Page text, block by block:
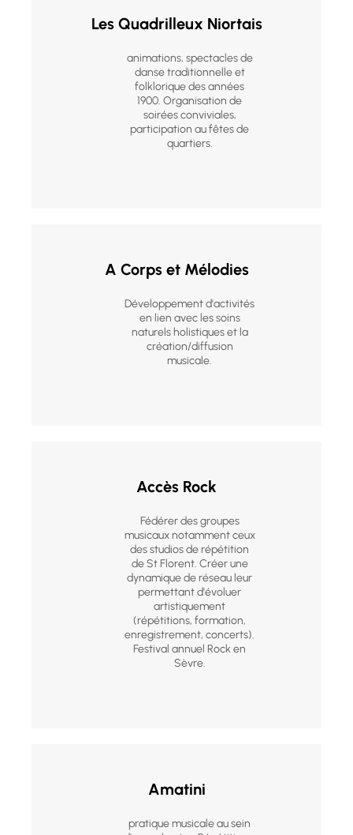
Les Quadrilleux Niortais
animations, spectacles de
danse traditionnelle et
folklorique des années
1900. Organisation de
soirées conviviales,
participation au fêtes de
quartiers.
A Corps et Mélodies
Développement d'activités
en lien avec les soins
naturels holistiques et la
création/diffusion
musicale.
Accès Rock
Fédérer des groupes
musicaux notamment ceux
des studios de répétition
de St Florent. Créer une
dynamique de réseau leur
permettant d'évoluer
artistiquement
(répétitions, formation,
enregistrement, concerts).
Festival annuel Rock en
Sèvre.
Amatini
pratique musicale au sein